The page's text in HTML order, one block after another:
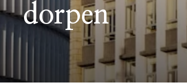
dorpen